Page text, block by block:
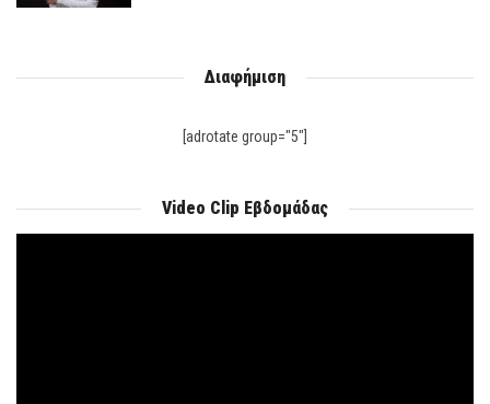
Διαφήμιση
[adrotate group="5"]
Video Clip Εβδομάδας